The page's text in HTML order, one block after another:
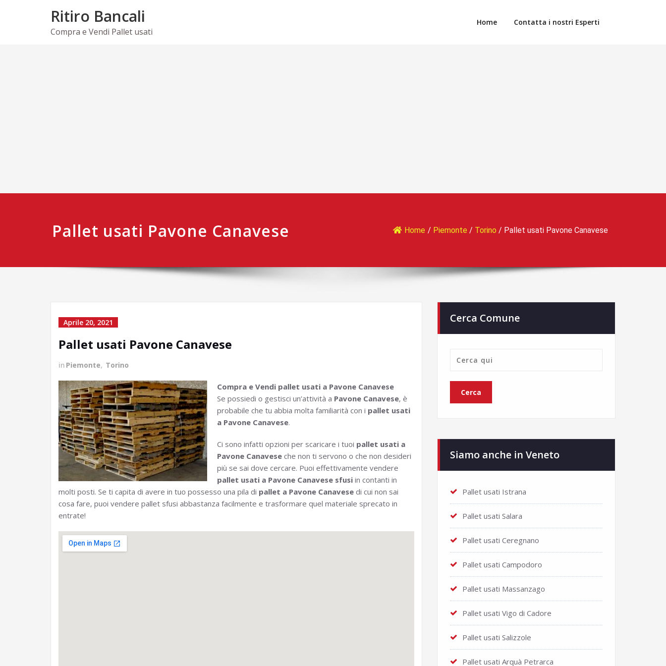
Ritiro Bancali
Compra e Vendi Pallet usati
Home Contatta i nostri Esperti
Pallet usati Pavone Canavese Home / Piemonte / Torino / Pallet usati Pavone Canavese
Aprile 20, 2021
Pallet usati Pavone Canavese
in Piemonte, Torino
Compra e Vendi pallet usati a Pavone Canavese
Se possiedi o gestisci un’attività a Pavone Canavese, è
probabile che tu abbia molta familiarità con i pallet usati
a Pavone Canavese.
Ci sono infatti opzioni per scaricare i tuoi pallet usati a
Pavone Canavese che non ti servono o che non desideri
più se sai dove cercare. Puoi effettivamente vendere
pallet usati a Pavone Canavese sfusi in contanti in
molti posti. Se ti capita di avere in tuo possesso una pila di pallet a Pavone Canavese di cui non sai
cosa fare, puoi vendere pallet sfusi abbastanza facilmente e trasformare quel materiale sprecato in
entrate!
Cerca Comune
Siamo anche in Veneto
Pallet usati Istrana
Pallet usati Salara
Pallet usati Ceregnano
Pallet usati Campodoro
Pallet usati Massanzago
Pallet usati Vigo di Cadore
Pallet usati Salizzole
Pallet usati Arquà Petrarca